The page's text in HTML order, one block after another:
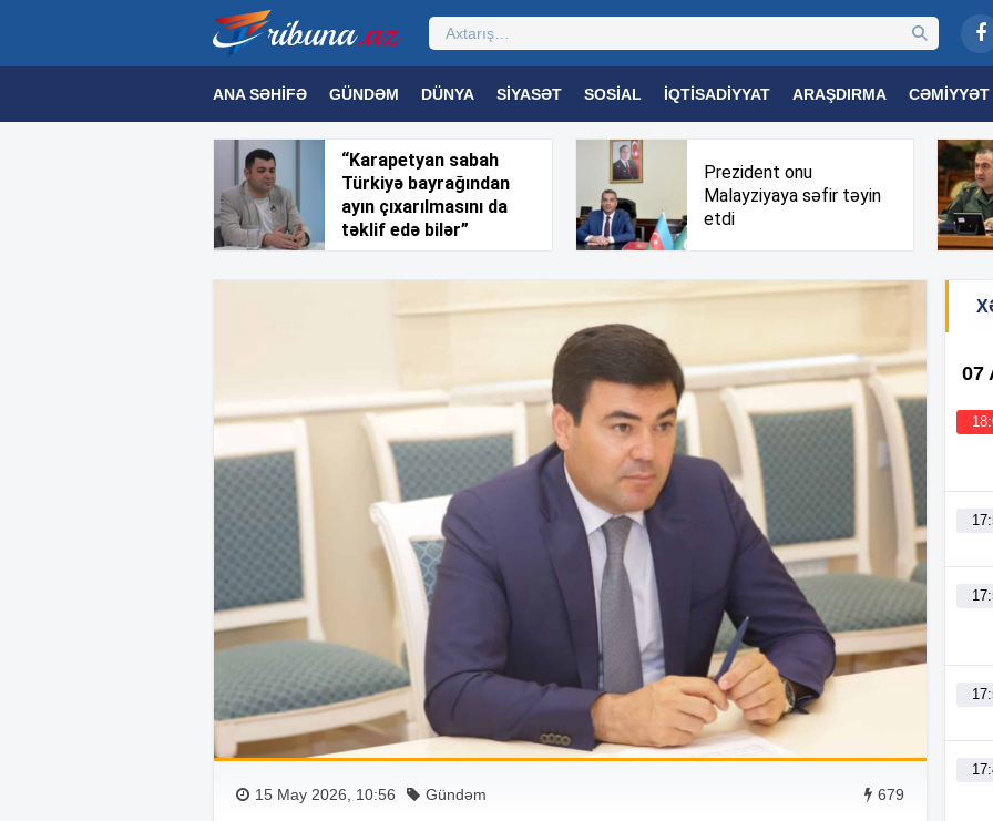
ANA SƏHIFƏ GÜNDƏM DÜNYA SIYASƏT SOSIAL İQTISADIYYAT ARAŞDIRMA CƏMIYYƏT
MƏDƏNIYYƏT MAQAZIN TEXNOLOGIYA TƏHSIL TRIBUNA TV
“Karapetyan sabah
Türkiyə bayrağından
ayın çıxarılmasını da
təklif edə bilər”
Prezident onu
Malayziyaya səfir təyin
etdi
15 May 2026, 10:56 Gündəm 679
07